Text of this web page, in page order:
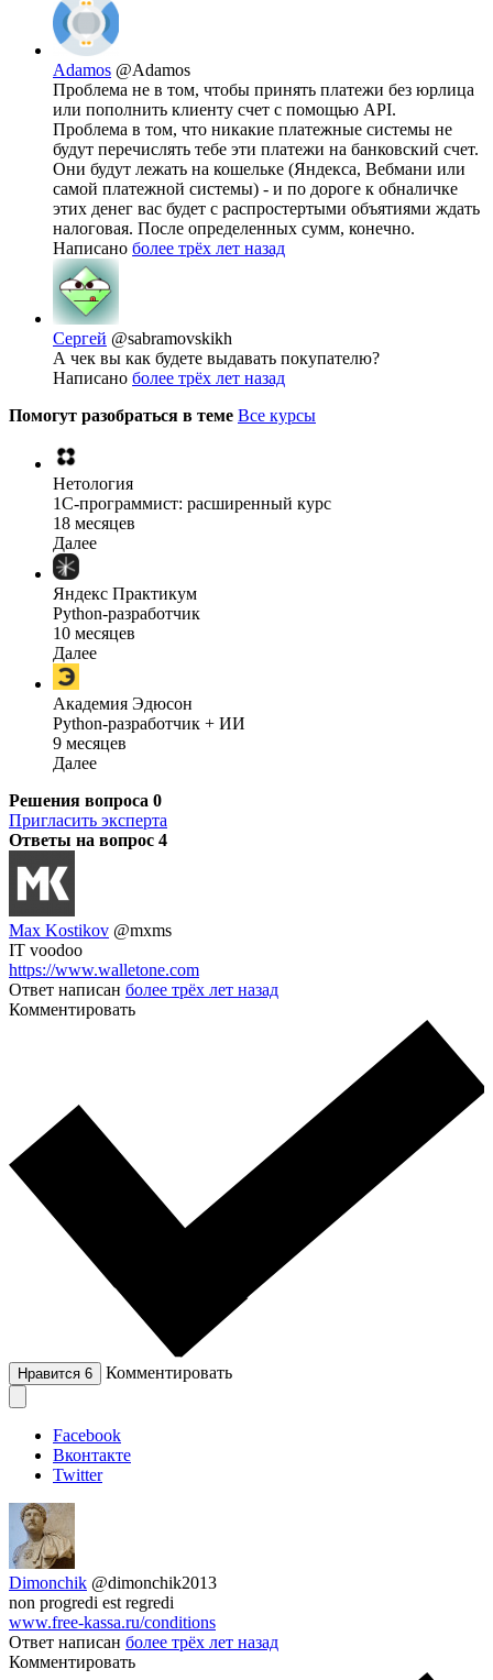
Adamos @Adamos
Проблема не в том, чтобы принять платежи без юрлица
или пополнить клиенту счет с помощью API.
Проблема в том, что никакие платежные системы не
будут перечислять тебе эти платежи на банковский счет.
Они будут лежать на кошельке (Яндекса, Вебмани или
самой платежной системы) - и по дороге к обналичке
этих денег вас будет с распростертыми объятиями ждать
налоговая. После определенных сумм, конечно.
Написано более трёх лет назад
Сергей @sabramovskikh
А чек вы как будете выдавать покупателю?
Написано более трёх лет назад
Помогут разобраться в теме Все курсы
Нетология
1C-программист: расширенный курс
18 месяцев
Далее
Яндекс Практикум
Python-разработчик
10 месяцев
Далее
Академия Эдюсон
Python-разработчик + ИИ
9 месяцев
Далее
Решения вопроса 0
Пригласить эксперта
Ответы на вопрос 4
Max Kostikov @mxms
IT voodoo
https://www.walletone.com
Ответ написан более трёх лет назад
Комментировать
Нравится 6 Комментировать
Facebook
Вконтакте
Twitter
Dimonchik @dimonchik2013
non progredi est regredi
www.free-kassa.ru/conditions
Ответ написан более трёх лет назад
Комментировать